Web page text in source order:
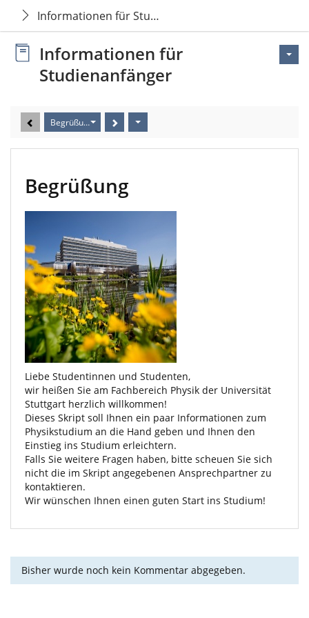
Informationen für Studienanfänger
Informationen für
Studienanfänger
Begrüßung
Begrüßung
Liebe Studentinnen und Studenten,
wir heißen Sie am Fachbereich Physik der Universität
Stuttgart herzlich willkommen!
Dieses Skript soll Ihnen ein paar Informationen zum
Physikstudium an die Hand geben und Ihnen den
Einstieg ins Studium erleichtern.
Falls Sie weitere Fragen haben, bitte scheuen Sie sich
nicht die im Skript angegebenen Ansprechpartner zu
kontaktieren.
Wir wünschen Ihnen einen guten Start ins Studium!
Bisher wurde noch kein Kommentar abgegeben.